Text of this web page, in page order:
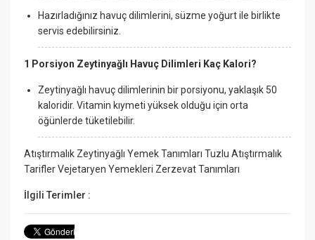
Hazırladığınız havuç dilimlerini, süzme yoğurt ile birlikte
servis edebilirsiniz.
1 Porsiyon Zeytinyağlı Havuç Dilimleri Kaç Kalori?
Zeytinyağlı havuç dilimlerinin bir porsiyonu, yaklaşık 50
kaloridir. Vitamin kıymeti yüksek olduğu için orta
öğünlerde tüketilebilir.
Atıştırmalık Zeytinyağlı Yemek Tanımları Tuzlu Atıştırmalık
Tarifler Vejetaryen Yemekleri Zerzevat Tanımları
İlgili Terimler :